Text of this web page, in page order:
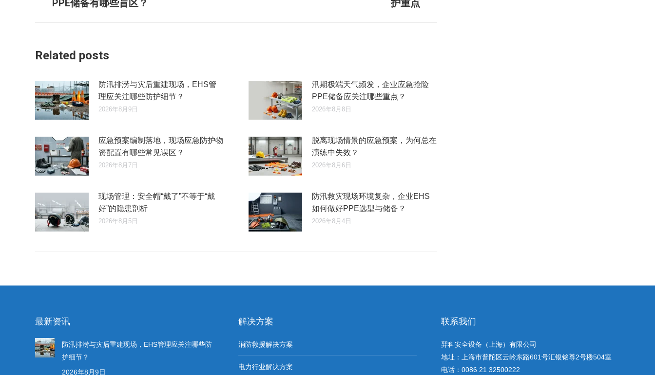
史
PPE储备有哪些盲区？
护重点
Related posts
防汛排涝与灾后重建现场，EHS管
理应关注哪些防护细节？
2026年8月9日
汛期极端天气频发，企业应急抢险
PPE储备应关注哪些重点？
2026年8月8日
应急预案编制落地，现场应急防护物
资配置有哪些常见误区？
2026年8月7日
脱离现场情景的应急预案，为何总在
演练中失效？
2026年8月6日
现场管理：安全帽“戴了”不等于“戴
好”的隐患剖析
2026年8月5日
防汛救灾现场环境复杂，企业EHS
如何做好PPE选型与储备？
2026年8月4日
最新资讯
防汛排涝与灾后重建现场，EHS管理应关注哪些防
护细节？
2026年8月9日
解决方案
消防救援解决方案
电力行业解决方案
联系我们
羿科安全设备（上海）有限公司
地址：上海市普陀区云岭东路601号汇银铭尊2号楼504室
电话：0086 21 32500222